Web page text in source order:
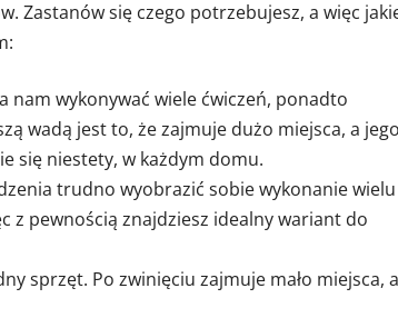
Zastanów się czego potrzebujesz, a więc
nam wykonywać wiele ćwiczeń, ponadto
wadą jest to, że zajmuje dużo miejsca, a jego
się niestety, w każdym domu.
trudno wyobrazić sobie wykonanie wielu
z pewnością znajdziesz idealny wariant do
sprzęt. Po zwinięciu zajmuje mało miejsca, a